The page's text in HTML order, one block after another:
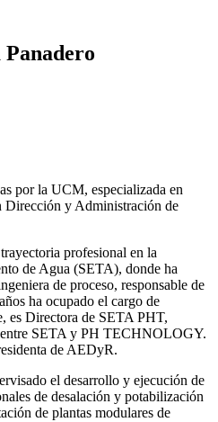
por la UCM, especializada en
Dirección y Administración de
profesional en la
de Agua (SETA), donde ha
de proceso, responsable de
ha ocupado el cargo de
es Directora de SETA PHT,
entre SETA y PH TECHNOLOGY.
de AEDyR.
el desarrollo y ejecución de
de desalación y potabilización
de plantas modulares de